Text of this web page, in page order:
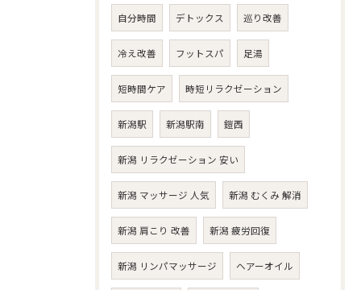
自分時間 デトックス 巡り改善
冷え改善 フットスパ 足湯
短時間ケア 時短リラクゼーション
新潟駅 新潟駅南 鎧西
新潟 リラクゼーション 安い
新潟 マッサージ 人気 新潟 むくみ 解消
新潟 肩こり 改善 新潟 疲労回復
新潟 リンパマッサージ ヘアーオイル